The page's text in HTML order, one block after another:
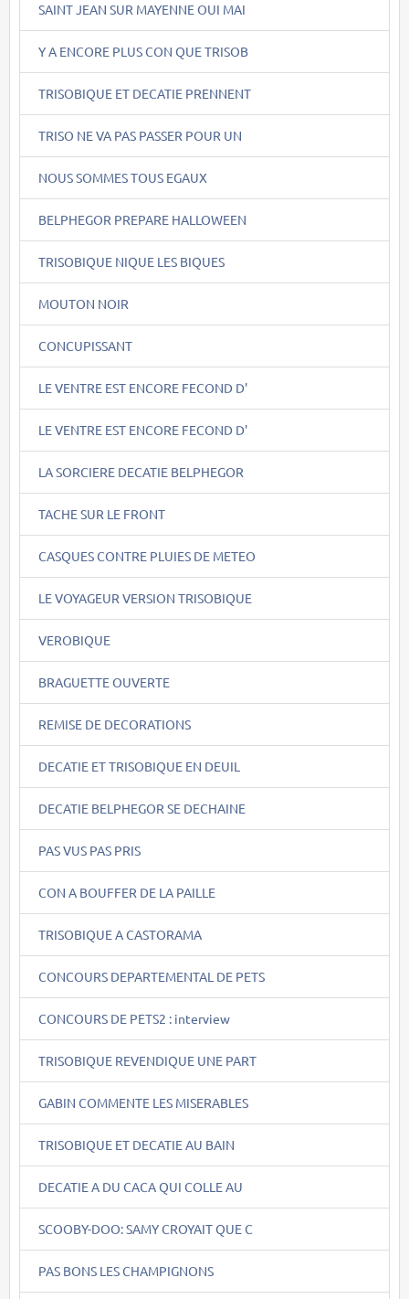
SAINT JEAN SUR MAYENNE OUI MAI
Y A ENCORE PLUS CON QUE TRISOB
TRISOBIQUE ET DECATIE PRENNENT
TRISO NE VA PAS PASSER POUR UN
NOUS SOMMES TOUS EGAUX
BELPHEGOR PREPARE HALLOWEEN
TRISOBIQUE NIQUE LES BIQUES
MOUTON NOIR
CONCUPISSANT
LE VENTRE EST ENCORE FECOND D'
LE VENTRE EST ENCORE FECOND D'
LA SORCIERE DECATIE BELPHEGOR
TACHE SUR LE FRONT
CASQUES CONTRE PLUIES DE METEO
LE VOYAGEUR VERSION TRISOBIQUE
VEROBIQUE
BRAGUETTE OUVERTE
REMISE DE DECORATIONS
DECATIE ET TRISOBIQUE EN DEUIL
DECATIE BELPHEGOR SE DECHAINE
PAS VUS PAS PRIS
CON A BOUFFER DE LA PAILLE
TRISOBIQUE A CASTORAMA
CONCOURS DEPARTEMENTAL DE PETS
CONCOURS DE PETS2 : interview
TRISOBIQUE REVENDIQUE UNE PART
GABIN COMMENTE LES MISERABLES
TRISOBIQUE ET DECATIE AU BAIN
DECATIE A DU CACA QUI COLLE AU
SCOOBY-DOO: SAMY CROYAIT QUE C
PAS BONS LES CHAMPIGNONS